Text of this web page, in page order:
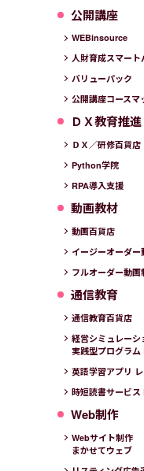
公開講座
WEBinsource
人財育成スマート
バリューパック
公開講座コースマ
ＤＸ教育推進
ＤＸ／研修百貨店
Python学院
RPA導入支援
動画教材
動画百貨店
イージーオーダー
フルオーダー動画
通信教育
通信教育百貨店
経営シミュレーシ
実践型プログラ
英語学習アプリ
時短読書サービス
Web制作
Webサイト制作
まかせてウェブ